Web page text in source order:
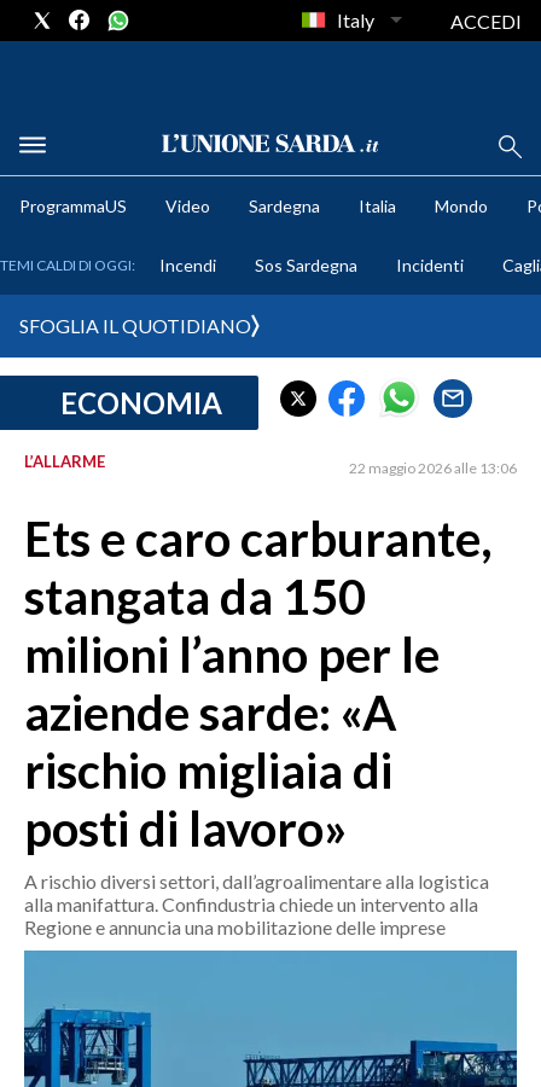
METEO
CRONACA SARDEGNA
MEDIO CAMPIDANO
ORISTANO E PROVINCIA
SASSARI E PROVINCIA
GALLURA
NUORO E PROVINCIA
OGLIASTRA
AGENDA
CRONACA
MONDO
ECONOMIA
SERVIZI ALLE IMPRESE
Italy ACCEDI
ProgrammaUS Video Sardegna Italia Mondo
TEMI CALDI DI OGGI: Incendi Sos Sardegna Incidenti
SFOGLIA IL QUOTIDIANO
ECONOMIA
L’ALLARME 22 maggio 2026 alle 13:06
Ets e caro carburante,
stangata da 150
milioni l’anno per le
aziende sarde: «A
rischio migliaia di
posti di lavoro»
A rischio diversi settori, dall’agroalimentare alla logistica
alla manifattura. Confindustria chiede un intervento alla
Regione e annuncia una mobilitazione delle imprese